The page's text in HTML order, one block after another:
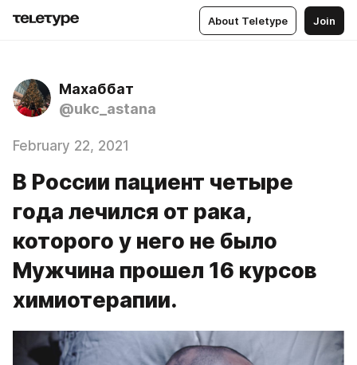
About Teletype Join
Махаббат
@ukc_astana
February 22, 2021
В России пациент четыре
года лечился от рака,
которого у него не было
Мужчина прошел 16 курсов
химиотерапии.